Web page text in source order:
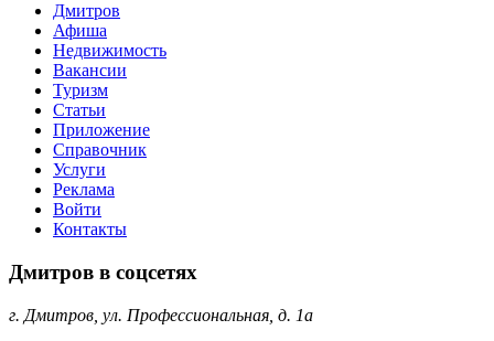
Дмитров
Афиша
Недвижимость
Вакансии
Туризм
Статьи
Приложение
Справочник
Услуги
Реклама
Войти
Контакты
Дмитров в соцсетях
г. Дмитров, ул. Профессиональная, д. 1а